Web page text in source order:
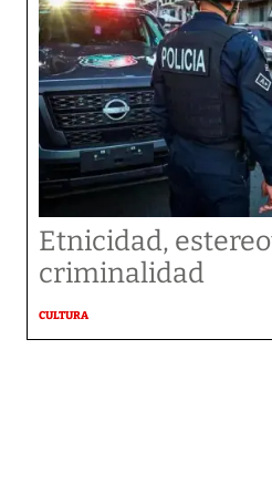
Etnicidad,
criminalidad
CULTURA